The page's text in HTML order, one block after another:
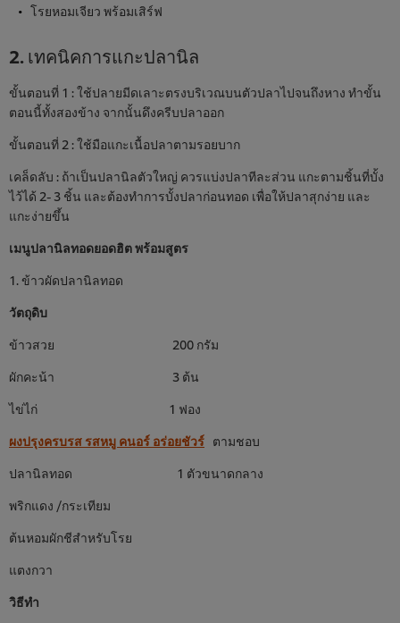
โรยหอมเจียว พร้อมเสิร์ฟ
2. เทคนิคการแกะปลานิล
ขั้นตอนที่ 1 : ใช้ปลายมีดเลาะตรงบริเวณบนตัวปลาไปจนถึงหาง ทำขั้น
ตอนนี้ทั้งสองข้าง จากนั้นดึงครีบปลาออก
ขั้นตอนที่ 2 : ใช้มือแกะเนื้อปลาตามรอยบาก
เคล็ดลับ : ถ้าเป็นปลานิลตัวใหญ่ ควรแบ่งปลาทีละส่วน แกะตามชิ้นที่บั้ง
ไว้ได้ 2- 3 ชิ้น และต้องทำการบั้งปลาก่อนทอด เพื่อให้ปลาสุกง่าย และ
แกะง่ายขึ้น
เมนูปลานิลทอดยอดฮิต พร้อมสูตร
1. ข้าวผัดปลานิลทอด
วัตถุดิบ
ข้าวสวย 200 กรัม
ผักคะน้า 3 ต้น
ไข่ไก่ 1 ฟอง
ผงปรุงครบรส รสหมู คนอร์ อร่อยชัวร์ ตามชอบ
ปลานิลทอด 1 ตัวขนาดกลาง
พริกแดง /กระเทียม
ต้นหอมผักชีสำหรับโรย
แตงกวา
วิธีทำ